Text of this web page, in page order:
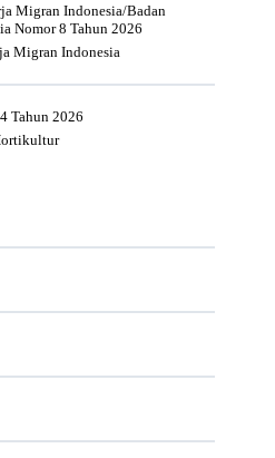
Migran Indonesia/Badan
Nomor 8 Tahun 2026
Migran Indonesia
Tahun 2026